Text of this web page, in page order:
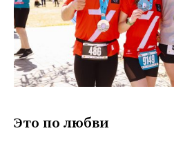
Это по любви